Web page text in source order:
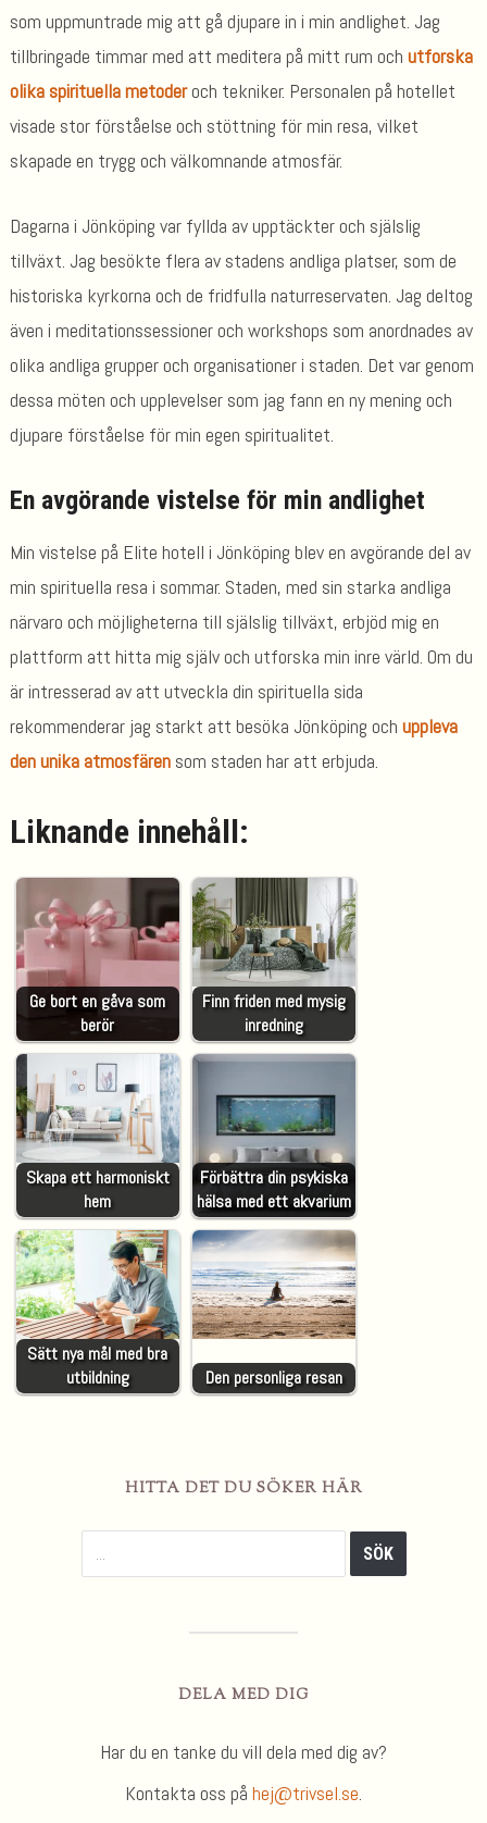
som uppmuntrade mig att gå djupare in i min andlighet. Jag
tillbringade timmar med att meditera på mitt rum och utforska
olika spirituella metoderoch tekniker. Personalen på hotellet
visade stor förståelse och stöttning för min resa, vilket
skapade en trygg och välkomnande atmosfär.
Dagarna i Jönköping var fyllda av upptäckter och själslig
tillväxt. Jag besökte flera av stadens andliga platser, som de
historiska kyrkorna och de fridfulla naturreservaten. Jag deltog
även i meditationssessioner och workshops som anordnades av
olika andliga grupper och organisationer i staden. Det var genom
dessa möten och upplevelser som jag fann en ny mening och
djupare förståelse för min egen spiritualitet.
En avgörande vistelse för min andlighet
Min vistelse på Elite hotell i Jönköping blev en avgörande del av
min spirituella resa i sommar. Staden, med sin starka andliga
närvaro och möjligheterna till själslig tillväxt, erbjöd mig en
plattform att hitta mig själv och utforska min inre värld. Om du
är intresserad av att utveckla din spirituella sida
rekommenderar jag starkt att besöka Jönköping och uppleva
den unika atmosfärensom staden har att erbjuda.
Liknande innehåll:
Ge bort en gåva som
berör
Finn friden med mysig
inredning
Skapa ett harmoniskt
hem
Förbättra din psykiska
hälsa med ett akvarium
Sätt nya mål med bra
utbildning
Den personliga resan
HITTA DET DU SÖKER HÄR
DELA MED DIG
Har du en tanke du vill dela med dig av?
Kontakta oss på hej@trivsel.se.